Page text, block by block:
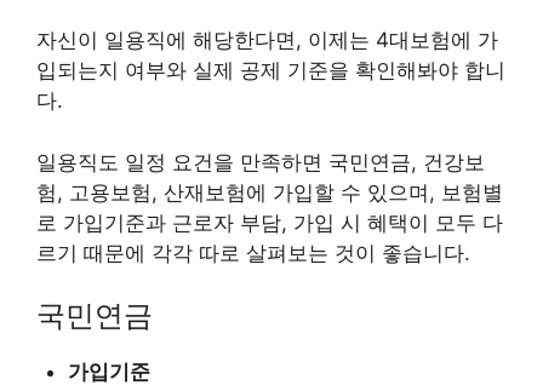
자신이 일용직에 해당한다면, 이제는 4대보험에 가
입되는지 여부와 실제 공제 기준을 확인해봐야 합니
다.
일용직도 일정 요건을 만족하면 국민연금, 건강보
험, 고용보험, 산재보험에 가입할 수 있으며, 보험별
로 가입기준과 근로자 부담, 가입 시 혜택이 모두 다
르기 때문에 각각 따로 살펴보는 것이 좋습니다.
국민연금
가입기준